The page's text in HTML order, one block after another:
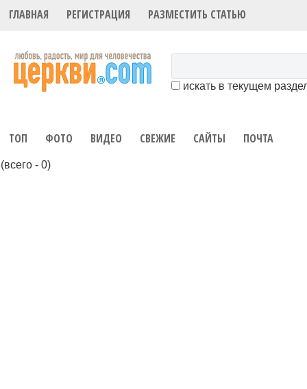
ГЛАВНАЯ РЕГИСТРАЦИЯ РАЗМЕСТИТЬ СТАТЬЮ
искать в текущем
ТОП ФОТО ВИДЕО СВЕЖИЕ САЙТЫ ПОЧТА
(всего - 0)